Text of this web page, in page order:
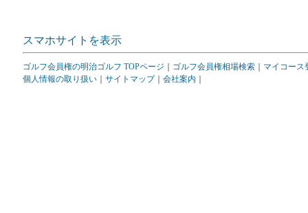
スマホサイトを表示
ゴルフ会員権の明治ゴルフ TOPページ ゴルフ会員権相場検索
マイコース
個人情報の取り扱い
サイトマップ｜ 会社案内